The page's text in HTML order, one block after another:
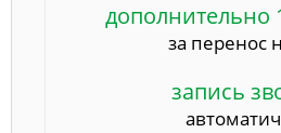
дополнительно
за перенос
запись